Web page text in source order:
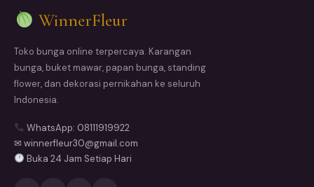
WinnerFleur
Toko bunga online terpercaya. Karangan
bunga, buket mawar, papan bunga, standing
flower, dan dekorasi pernikahan ke seluruh
Indonesia.
WhatsApp: 08111919922
✉ winnerfleur30@gmail.com
Buka 24 Jam Setiap Hari